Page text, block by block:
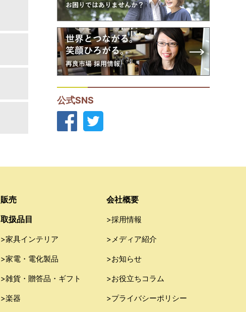
公式SNS
販売
取扱品目
>家具インテリア
>家電・電化製品
>雑貨・贈答品・ギフト
>楽器
会社概要
>採用情報
>メディア紹介
>お知らせ
>お役立ちコラム
>プライバシーポリシー